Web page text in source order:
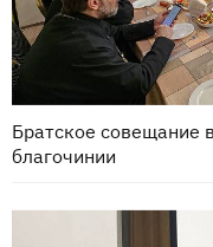
Братское совещание
благочинии